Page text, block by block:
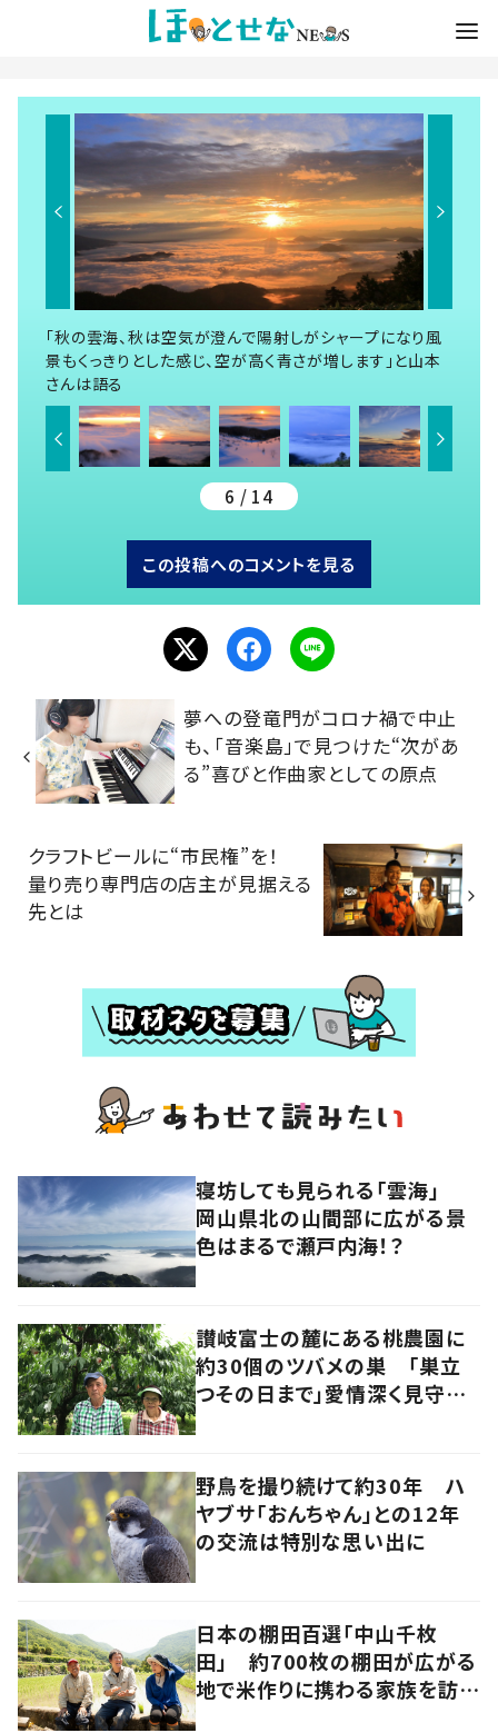
「秋の雲海、秋は空気が澄んで陽射しがシャープになり風
景もくっきりとした感じ、空が高く青さが増します」と山本
さんは語る
6 / 14
この投稿へのコメントを見る
夢への登竜門がコロナ禍で中止
も、「音楽島」で見つけた“次があ
る”喜びと作曲家としての原点
クラフトビールに“市民権”を！
量り売り専門店の店主が見据える
先とは
寝坊しても見られる「雲海」
岡山県北の山間部に広がる景
色はまるで瀬戸内海！？
讃岐富士の麓にある桃農園に
約30個のツバメの巣 「巣立
つその日まで」愛情深く見守る
野鳥を撮り続けて約30年 ハ
ヤブサ「おんちゃん」との12年
の交流は特別な思い出に
日本の棚田百選「中山千枚
田」 約700枚の棚田が広がる
地で米作りに携わる家族を訪ね